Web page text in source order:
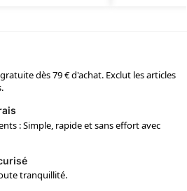
dès 79 € d'achat. Exclut les articles
: Simple, rapide et sans effort avec
tranquillité.